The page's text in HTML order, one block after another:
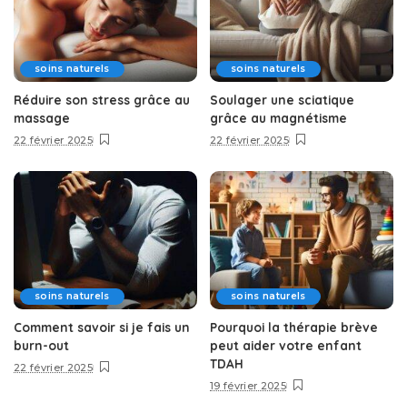
soins naturels
Réduire son stress grâce au
massage
22 février 2025
soins naturels
Soulager une sciatique
grâce au magnétisme
22 février 2025
soins naturels
Comment savoir si je fais un
burn-out
22 février 2025
soins naturels
Pourquoi la thérapie brève
peut aider votre enfant
TDAH
19 février 2025